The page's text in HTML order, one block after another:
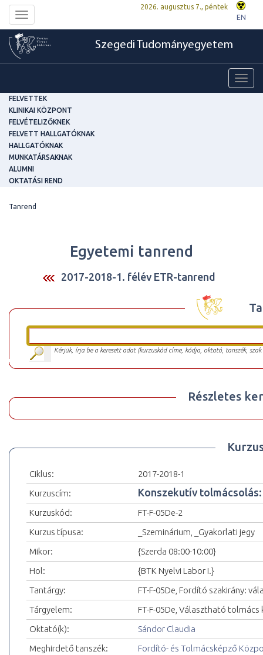
Toggle
navigation
2026. augusztus 7., péntek
EN
Szegedi Tudományegyetem
FELVETTEK
KLINIKAI KÖZPONT
FELVÉTELIZŐKNEK
FELVETT HALLGATÓKNAK
HALLGATÓKNAK
MUNKATÁRSAKNAK
ALUMNI
OKTATÁSI REND
Tanrend
Egyetemi tanrend
2017-2018-1. félév ETR-tanrend
Kérjük, írja be a keresett adat (kurzuskód címe, kódja, oktató, tanszék,
Részletes
Ciklus:
2017-2018-1
Kurzuscím:
Konszekutív
Kurzuskód:
FT-F-05De-2
Kurzus típusa:
_Szeminárium, _Gyakorlati jegy
Mikor:
{Szerda 08:00-10:00}
Hol:
{BTK Nyelvi Labor I.}
Tantárgy:
FT-F-05De, Fordító szakirány:
Tárgyelem:
FT-F-05De, Választható tolmács
Oktató(k):
Sándor Claudia
Meghirdető tanszék:
Fordító- és Tolmácsképző